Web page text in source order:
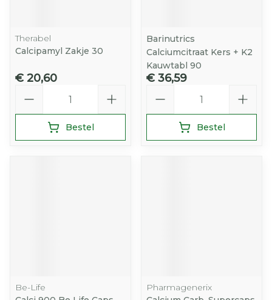
Therabel
Calcipamyl Zakje 30
€ 20,60
Bestel
Barinutrics
Calciumcitraat Kers + K2
Kauwtabl 90
€ 36,59
Bestel
Be-Life
Pharmagenerix